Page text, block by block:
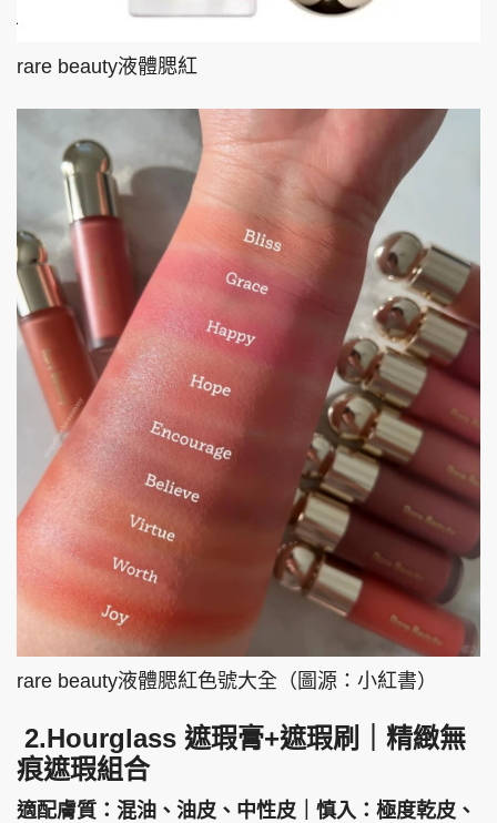
rare beauty液體腮紅
rare beauty液體腮紅色號大全（圖源：小紅書）
2.Hourglass 遮瑕膏+遮瑕刷｜精緻無
痕遮瑕組合
適配膚質：混油、油皮、中性皮｜慎入：極度乾皮、